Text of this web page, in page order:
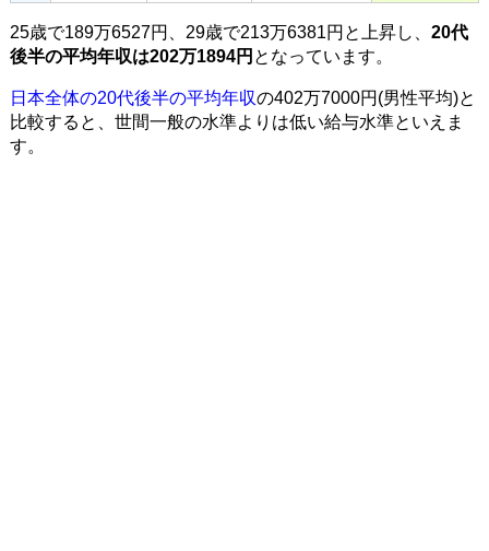
25歳で189万6527円、29歳で213万6381円と上昇し、 20代
後半の平均年収は202万1894円 となっています。
日本全体の20代後半の平均年収の402万7000円(男性平均)と
比較すると、世間一般の水準よりは低い給与水準といえま
す。